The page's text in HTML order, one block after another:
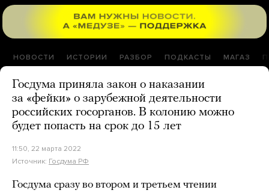
НОВОСТИ ИСТОРИИ РАЗБОР ПОДКАСТЫ МАГАЗ
Госдума приняла закон о наказании
за «фейки» о зарубежной деятельности
российских госорганов. В колонию можно
будет попасть на срок до 15 лет
11:50, 22 марта 2022
Источник: Госдума РФ
Госдума сразу во втором и третьем чтении